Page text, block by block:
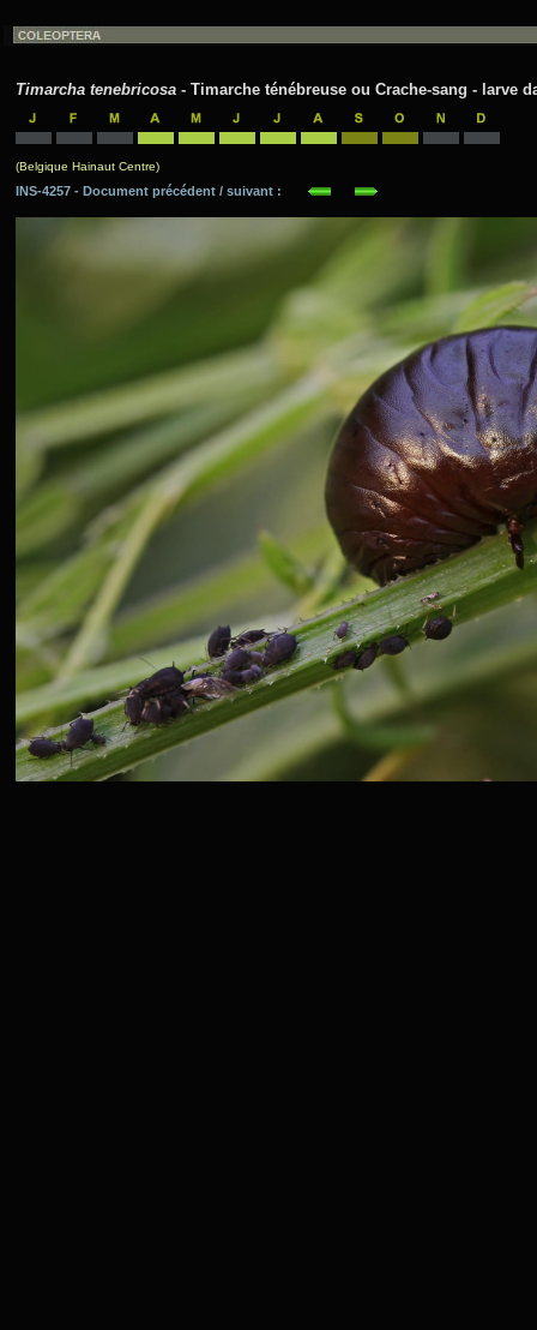
Timarcha tenebricosa - Timarche ténébreuse ou Crache-sang - larve
(Belgique Hainaut Centre)
INS-4257 - Document précédent / suivant :